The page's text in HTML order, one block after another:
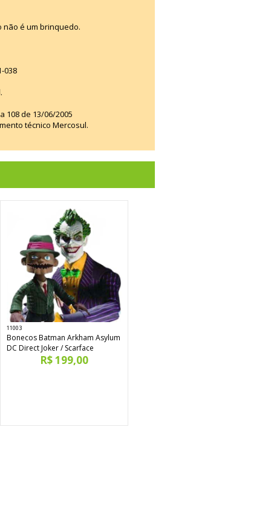
não é um brinquedo.
038
108 de 13/06/2005
técnico Mercosul.
11003
Bonecos Batman Arkham Asylum
DC Direct Joker / Scarface
R$ 199,00